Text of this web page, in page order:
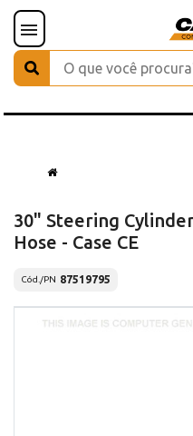
30" Steering
Hose - Case CE
Cód./PN 87519795